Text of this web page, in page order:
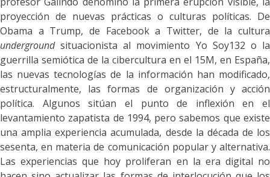
proyección de nuevas prácticas o culturas políticas. De
Obama a Trump, de Facebook a Twitter, de la cultura
undergroundsituacionista al movimiento Yo Soy132 o la
guerrilla semiótica de la cibercultura en el 15M, en España,
las nuevas tecnologías de la información han modificado,
estructuralmente, las formas de organización y acción
política. Algunos sitúan el punto de inflexión en el
levantamiento zapatista de 1994, pero sabemos que existe
unaamplia experiencia acumulada, desde la década de los
sesenta, en materia de comunicación popular y alternativa.
Las experiencias que hoy proliferan en la era digital no